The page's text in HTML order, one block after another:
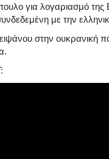
για λογαριασμό της
με την
στην ουκρανική